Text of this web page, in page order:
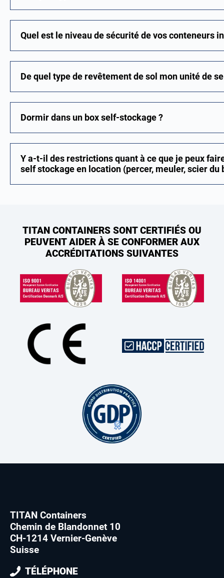
Quel est le niveau de sécurité de vos conteneurs
De quel type de revêtement de sol mon unité de
Dormir dans un box self-stockage ?
Y a-t-il des restrictions quant à ce que je peux
self stockage en location (percer, meuler, scier du
TITAN CONTAINERS SONT CERTIFIÉS OU
PEUVENT AIDER À SE CONFORMER AUX
ACCRÉDITATIONS SUIVANTES
TITAN Containers
Chemin de Blandonnet 10
CH-1214 Vernier-Genève
Suisse
TÉLÉPHONE